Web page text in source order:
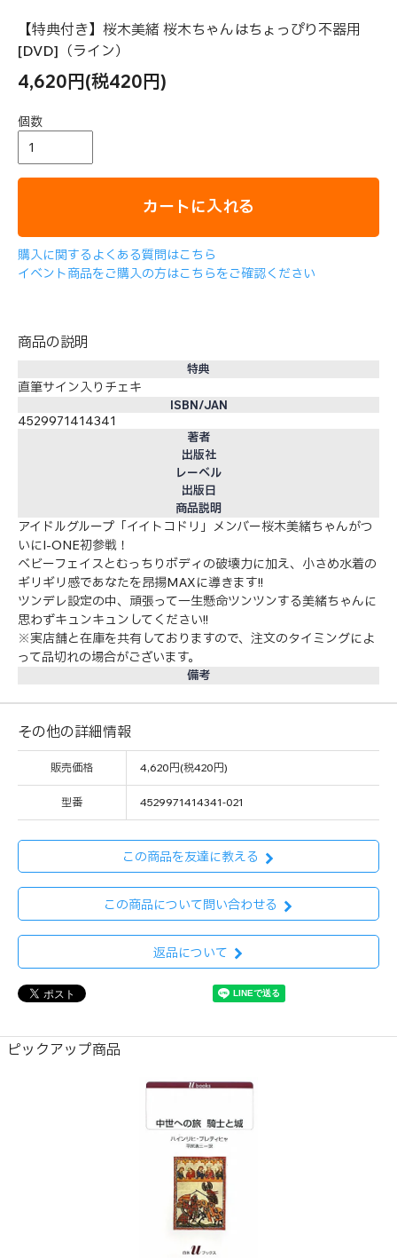
【特典付き】桜木美緒 桜木ちゃんはちょっぴり不器用
[DVD]（ライン）
4,620円(税420円)
個数
カートに入れる
購入に関するよくある質問はこちら
イベント商品をご購入の方はこちらをご確認ください
商品の説明
特典
直筆サイン入りチェキ
ISBN/JAN
4529971414341
著者
出版社
レーベル
出版日
商品説明
アイドルグループ「イイトコドリ」メンバー桜木美緒ちゃんがつ
いにI-ONE初参戦！
ベビーフェイスとむっちりボディの破壊力に加え、小さめ水着の
ギリギリ感であなたを昂揚MAXに導きます!!
ツンデレ設定の中、頑張って一生懸命ツンツンする美緒ちゃんに
思わずキュンキュンしてください!!
※実店舗と在庫を共有しておりますので、注文のタイミングによ
って品切れの場合がございます。
備考
その他の詳細情報
販売価格 4,620円(税420円)
型番 4529971414341-021
この商品を友達に教える
この商品について問い合わせる
返品について
ピックアップ商品